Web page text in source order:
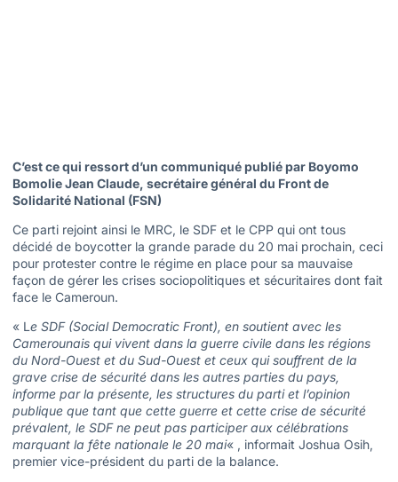
C’est ce qui ressort d’un communiqué publié par Boyomo
Bomolie Jean Claude, secrétaire général du Front de
Solidarité National (FSN)
Ce parti rejoint ainsi le MRC, le SDF et le CPP qui ont tous
décidé de boycotter la grande parade du 20 mai prochain, ceci
pour protester contre le régime en place pour sa mauvaise
façon de gérer les crises sociopolitiques et sécuritaires dont fait
face le Cameroun.
« Le SDF (Social Democratic Front), en soutient avec les
Camerounais qui vivent dans la guerre civile dans les régions
du Nord-Ouest et du Sud-Ouest et ceux qui souffrent de la
grave crise de sécurité dans les autres parties du pays,
informe par la présente, les structures du parti et l’opinion
publique que tant que cette guerre et cette crise de sécurité
prévalent, le SDF ne peut pas participer aux célébrations
marquant la fête nationale le 20 mai« , informait Joshua Osih,
premier vice-président du parti de la balance.